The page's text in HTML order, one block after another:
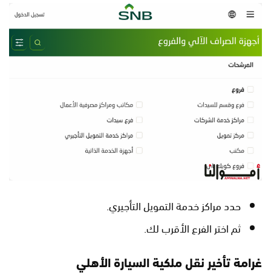
حدد مراكز خدمة التمويل التأجيري.
ثم اختر الفرع الأقرب لك.
غرامة تأخير نقل ملكية السيارة الأهلي